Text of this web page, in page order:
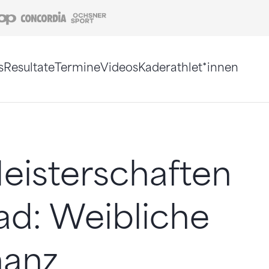
Coop Concordia
ResultateTermineVideosKaderathlet*innen
Weibliche